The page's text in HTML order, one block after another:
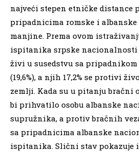
najveći stepen etničke distance
pripadnicima romske i
manjine. Prema ovom
ispitanika srpske
živi u susedstvu sa
(19,6%), a njih 17,2% se protivi
zemlji. Kada su u pitanju bračni
bi prihvatilo osobu albanske
supružnika, a protiv bračnih
sa pripadnicima albanske
ispitanika. Slični stav pokazuje